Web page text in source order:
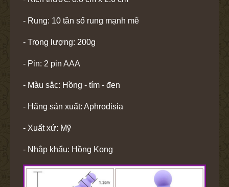
- Rung: 10 tần số rung mạnh mẽ
- Trọng lượng: 200g
- Pin: 2 pin AAA
- Màu sắc: Hồng - tím - đen
- Hãng sản xuất: Aphrodisia
- Xuất xứ: Mỹ
- Nhập khẩu: Hồng Kong